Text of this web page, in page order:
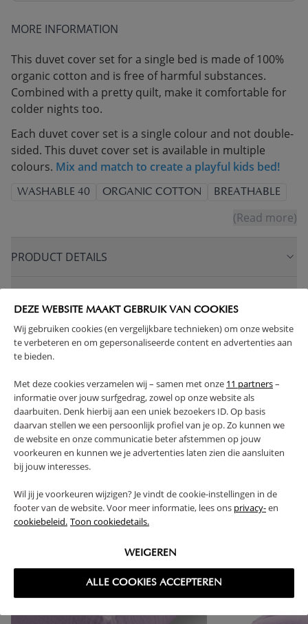
DEZE WEBSITE MAAKT GEBRUIK VAN COOKIES
Wij gebruiken cookies (en vergelijkbare technieken) om onze website
te verbeteren en om gepersonaliseerde content en advertenties aan
te bieden.
Met deze cookies verzamelen wij – samen met onze 11 partners–
informatie over jouw surfgedrag, zowel op onze website als
daarbuiten. Denk hierbij aan een uniek bezoekers ID. Op basis
daarvan stellen we een persoonlijk profiel van je op. Zo kunnen we
de website en onze communicatie beter afstemmen op jouw
voorkeuren en kunnen we je advertenties laten zien die aansluiten
bij jouw interesses.
Wil jij je voorkeuren wijzigen? Je vindt de cookie-instellingen in de
footer van de website. Voor meer informatie, lees ons privacy-en
cookiebeleid. Toon cookiedetails.
WEIGEREN
ALLE COOKIES ACCEPTEREN
MORE INFORMATION
This duvet cover set for a single bed is made of 100%
organic cotton and is free of harmful substances.
Combined with a pretty quilt, make it comfortable for
colder nights too.
Each duvet cover set is a single colour and not double-
sided. This duvet cover set is available in multiple
colours. Mix and match to create a playful kids bed!
WASHABLE 40 ORGANIC COTTON BREATHABLE
(Read more)
PRODUCT DETAILS
FAQ
High-contrast mode
FREQUENTLY BOUGHT TOGETHER
OUTLET